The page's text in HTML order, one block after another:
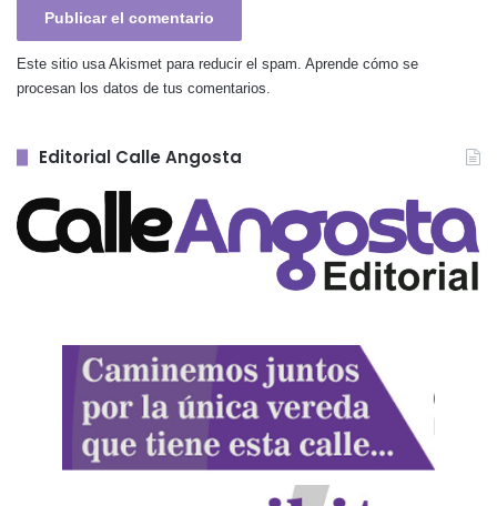
Este sitio usa Akismet para reducir el spam. Aprende cómo se
procesan los datos de tus comentarios.
Editorial Calle Angosta